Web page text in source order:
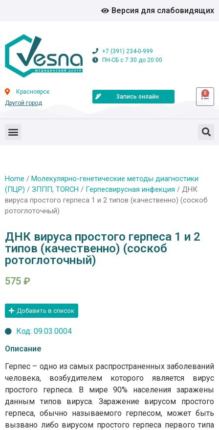
Версия для слабовидящих
+7 (391) 234-0-999
ПН-СБ с 7:30 до 20:00
Красноярск
Другой город
Запись онлайн
0
Home / Молекулярно-генетические методы диагностики
(ПЦР) / ЗППП, TORCH / Герпесвирусная инфекция / ДНК
вируса простого герпеса 1 и 2 типов (качественно) (соскоб
ротоглоточный)
ДНК вируса простого герпеса 1 и 2
типов (качественно) (соскоб
ротоглоточный)
575 ₽
Добавить в список
Код: 09.03.0004
Описание
Герпес – одно из самых распространенных заболеваний
человека, возбудителем которого является вирус
простого герпеса. В мире 90% населения заражены
данным типов вируса. Заражение вирусом простого
герпеса, обычно называемого герпесом, может быть
вызвано либо вирусом простого герпеса первого типа